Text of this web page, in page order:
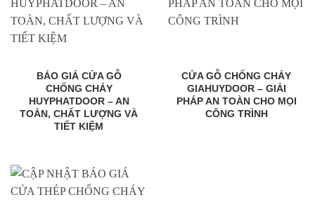
BÁO GIÁ CỬA GỖ
CHỐNG CHÁY
HUYPHATDOOR – AN
TOÀN, CHẤT LƯỢNG VÀ
TIẾT KIỆM
CỬA GỖ CHỐNG CHÁY
GIAHUYDOOR – GIẢI
PHÁP AN TOÀN CHO MỌI
CÔNG TRÌNH